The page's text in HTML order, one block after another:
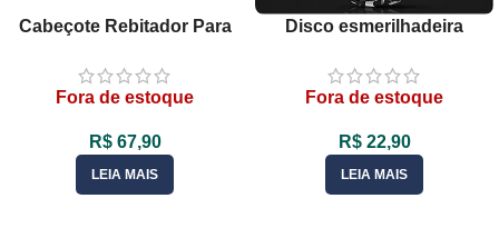
Cabeçote Rebitador Para
Chave XF
Fora de estoque
R$67,90
LEIA MAIS
Disco esmerilhadeira
Fora de estoque
R$22,90
LEIA MAIS